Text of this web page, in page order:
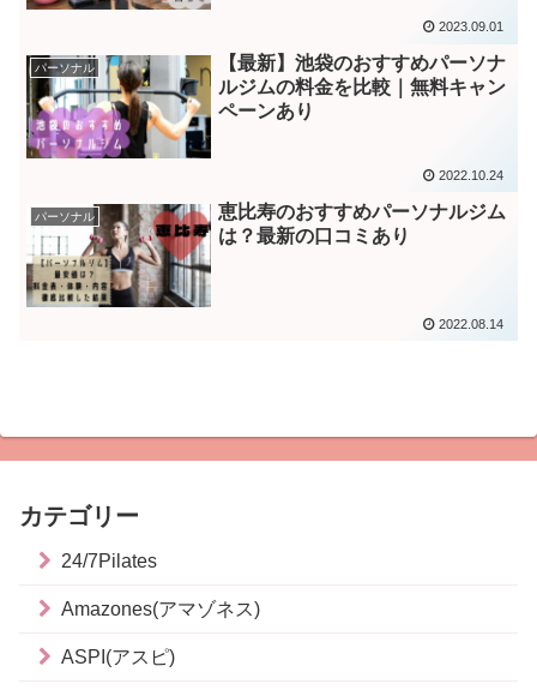
2023.09.01
パーソナル
【最新】池袋のおすすめパーソナ
ルジムの料金を比較｜無料キャン
ペーンあり
2022.10.24
パーソナル
恵比寿のおすすめパーソナルジム
は？最新の口コミあり
2022.08.14
カテゴリー
24/7Pilates
Amazones(アマゾネス)
ASPI(アスピ)